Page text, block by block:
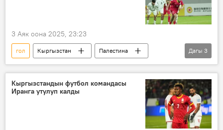
3 Аяк оона 2025, 23:23
гол Кыргызстан
Палестина
футбол
жеңиш Спорт
Дагы 3
Кыргызстандын футбол командасы
Иранга утулуп калды